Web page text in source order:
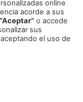
online
acorde a sus
“Aceptar” o accede
sus
el uso de